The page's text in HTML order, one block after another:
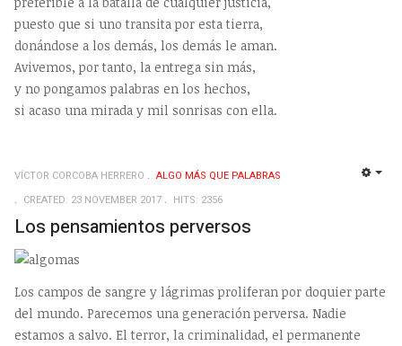
puesto que si uno transita por esta tierra,
donándose a los demás, los demás le aman.
Avivemos, por tanto, la entrega sin más,
y no pongamos palabras en los hechos,
si acaso una mirada y mil sonrisas con ella.
VÍCTOR CORCOBA HERRERO
ALGO MÁS QUE PALABRAS
CREATED: 23 NOVEMBER 2017
HITS: 2356
Los pensamientos perversos
Los campos de sangre y lágrimas proliferan por doquier parte
del mundo. Parecemos una generación perversa. Nadie
estamos a salvo. El terror, la criminalidad, el permanente